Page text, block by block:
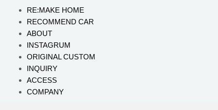
RE:MAKE HOME
RECOMMEND CAR
ABOUT
INSTAGRUM
ORIGINAL CUSTOM
INQUIRY
ACCESS
COMPANY